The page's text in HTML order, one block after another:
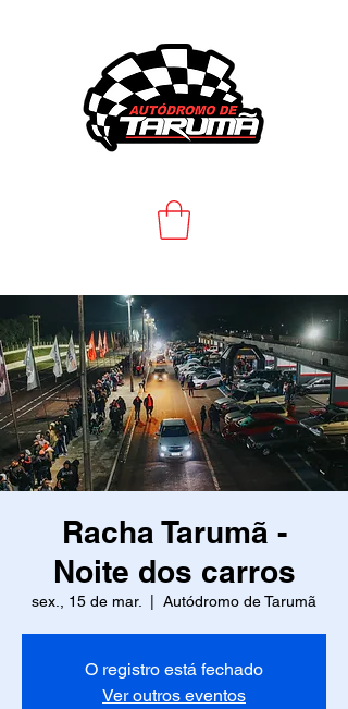
Racha Tarumã -
Noite dos carros
sex., 15 de mar. Autódromo de Tarumã
O registro está fechado
Ver outros eventos